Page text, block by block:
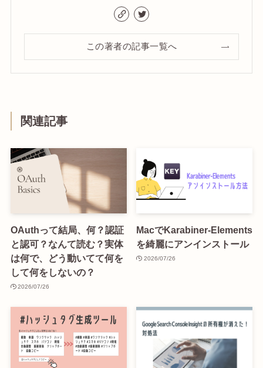
この著者の記事一覧へ
関連記事
OAuthって結局、何？認証
と認可？なんて読む？実体
は何で、どう動いてて何を
して何をしないの？
2026/07/26
MacでKarabiner-Elements
を綺麗にアンインストール
2026/07/26